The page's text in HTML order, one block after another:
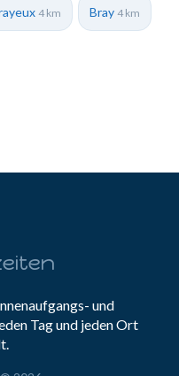
4 km Bray 4 km
und
Tag und jeden Ort